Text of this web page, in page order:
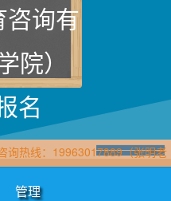
询有
）
名
询热线：19963017889（张明老
管理